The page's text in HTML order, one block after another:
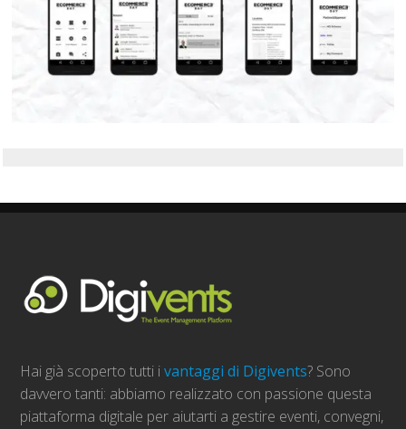
Hai già scoperto tutti ivantaggi di Digivents? Sono
davvero tanti: abbiamo realizzato con passione questa
piattaforma digitale per aiutarti a gestire eventi, convegni,